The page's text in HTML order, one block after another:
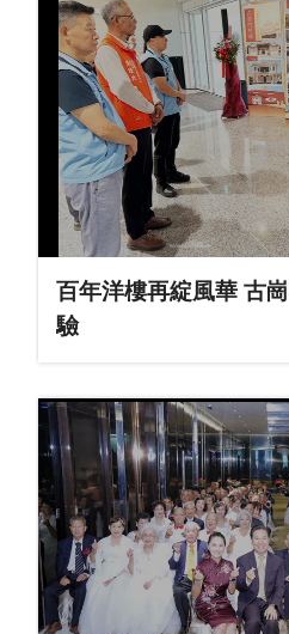
百年洋樓再綻風華 古
驗